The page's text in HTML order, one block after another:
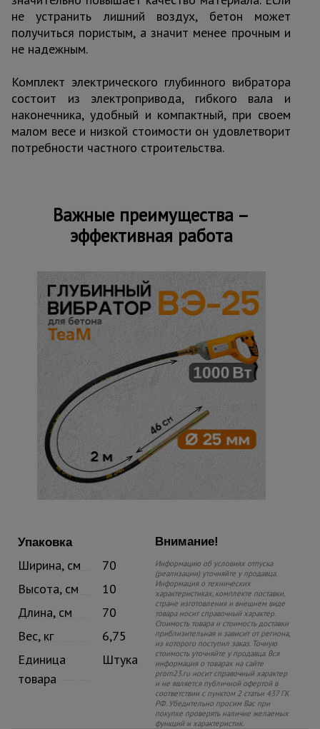
не устранить лишний воздух, бетон может
получиться пористым, а значит менее прочным и
не надежным.
Комплект электрического глубинного вибратора
состоит из электропривода, гибкого вала и
наконечника, удобный и компактный, при своем
малом весе и низкой стоимости он удовлетворит
потребности частного строительства.
Важные преимущества –
эффективная работа
Упаковка
Ширина, см
70
Высота, см
10
Длина, см
70
Вес, кг
6,75
Единица
товара
Штука
Внимание!
Информацию об условиях отпуска
(реализации) уточняйте у продавца.
Информация о технических
характеристиках, комплекте поставки,
стране изготовления и внешнем виде
товара носит справочный характер.
Стоимость товара и стоимость доставки
приблизительная и зависит от региона,
из которого поступил заказ. Точную
стоимость уточняйте у продавца. Вся
информация о товарах на сайте
prom23.ru носит справочный характер
и не является публичной офертой в
соответствии с пунктом 2 статьи 437 ГК
РФ. Убедительно просим Вас при
покупке проверять наличие желаемых
функций и характеристик.